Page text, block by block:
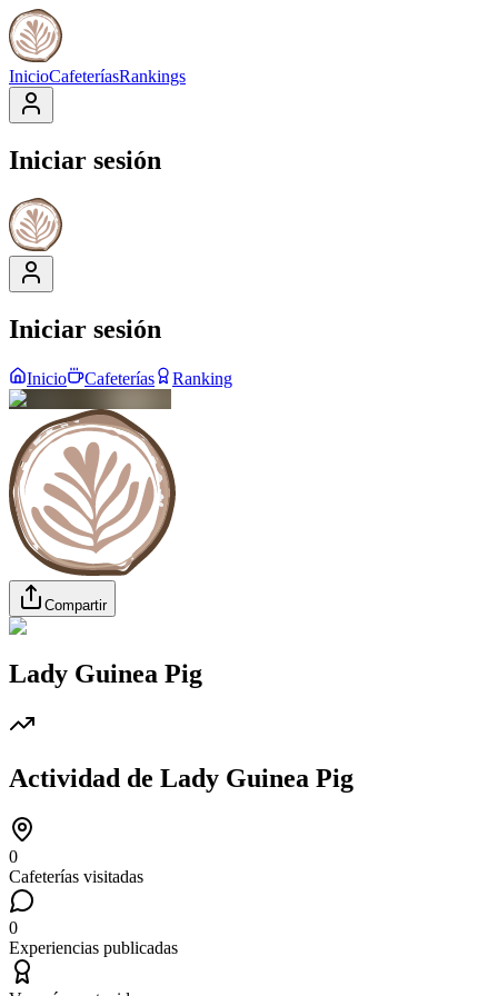
InicioCafeteríasRankings
Iniciar sesión
Iniciar sesión
Inicio Cafeterías Ranking
Compartir
Lady Guinea Pig
Actividad de Lady Guinea Pig
0
Cafeterías visitadas
0
Experiencias publicadas